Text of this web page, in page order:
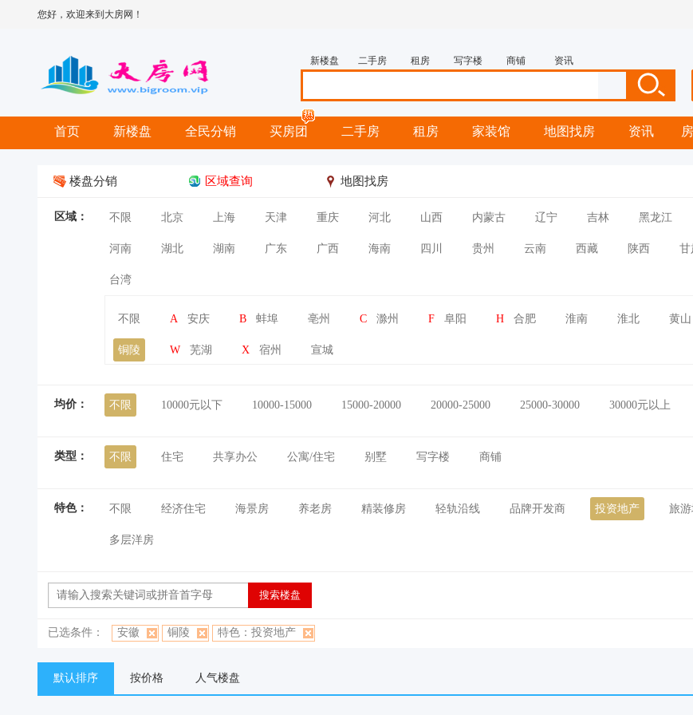
您好，欢迎来到大房网！
新楼盘 二手房 租房 写字楼 商铺 资讯
首页 新楼盘 全民分销 买房团 二手房 租房 家装馆 地图找房 资讯
楼盘分销 区域查询 地图找房
区域： 不限 北京 上海 天津 重庆 河北 山西 内蒙古 辽宁 吉林 黑龙江
河南 湖北 湖南 广东 广西 海南 四川 贵州 云南 西藏 陕西 甘
台湾
不限 A 安庆 B 蚌埠 亳州 C 滁州 F 阜阳 H 合肥 淮南 淮北 黄山
铜陵 W 芜湖 X 宿州 宣城
均价： 不限 10000元以下 10000-15000 15000-20000 20000-25000 25000-30000 30000元以上
类型： 不限 住宅 共享办公 公寓/住宅 别墅 写字楼 商铺
特色： 不限 经济住宅 海景房 养老房 精装修房 轻轨沿线 品牌开发商 投资地产 旅
多层洋房
已选条件： 安徽 铜陵 特色：投资地产
默认排序 按价格 人气楼盘